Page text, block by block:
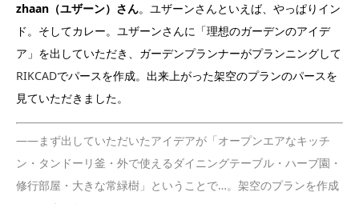
zhaan（ユザーン）さん。ユザーンさんといえば、やっぱりイン
ド。そしてカレー。ユザーンさんに「理想のガーデンのアイデ
ア」を出していただき、ガーデンプランナーがプランニングして
RIKCADでパースを作成。出来上がった架空のプランのパースを
見ていただきました。
——まず出していただいたアイデアが「オープンエアなキッチ
ン・タンドーリ釜・外で使えるダイニングテーブル・ハーブ園・
修行部屋・大きな常緑樹」ということで…。架空のプランを作成